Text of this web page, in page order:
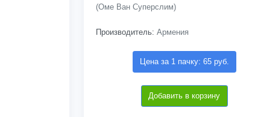
(Оме Ван Суперслим)
Производитель: Армения
Цена за 1 пачку: 65 руб.
Добавить в корзину